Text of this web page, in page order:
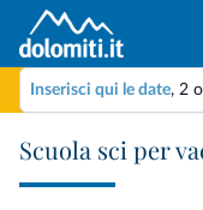
Inserisci qui le date, 2
Scuola sci per